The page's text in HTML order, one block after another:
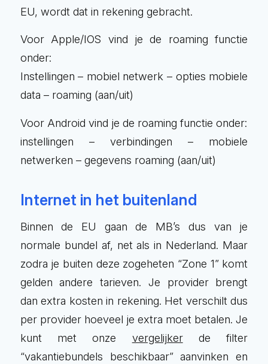
EU, wordt dat in rekening gebracht.
Voor Apple/IOS vind je de roaming functie
onder:
Instellingen – mobiel netwerk – opties mobiele
data – roaming (aan/uit)
Voor Android vind je de roaming functie onder:
instellingen – verbindingen – mobiele
netwerken – gegevens roaming (aan/uit)
Internet in het buitenland
Binnen de EU gaan de MB’s dus van je
normale bundel af, net als in Nederland. Maar
zodra je buiten deze zogeheten “Zone 1” komt
gelden andere tarieven. Je provider brengt
dan extra kosten in rekening. Het verschilt dus
per provider hoeveel je extra moet betalen. Je
kunt met onze vergelijkerde filter
“vakantiebundels beschikbaar” aanvinken en